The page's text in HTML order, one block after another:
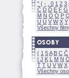
" ( - 0 1 2 3
Č D Ď E F G
M N O Ó P Q
U Ú V W X Y
Všechny
( 1 5A B C Č
I J K L M N Ó
Ť T U V W X
Všechny